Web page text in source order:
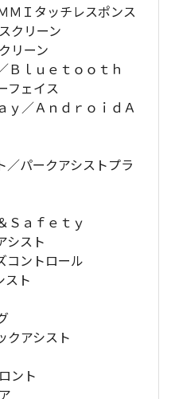
ＭＩタッチレスポンス
クリーン
リーン
ｌｕｅｔｏｏｔｈ
フェイス
ｙ／ＡｎｄｒｏｉｄＡ
パークアシストプラ
Ｓａｆｅｔｙ
シスト
ントロール
ト
アシスト
ント